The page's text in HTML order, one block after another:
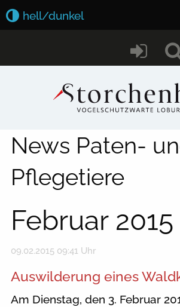
hell/dunkel
News Paten-
Pflegetiere
Februar 2015
09.02.2015 09:41 Uhr
Auswilderung eines
Am Dienstag, den 3. Februar